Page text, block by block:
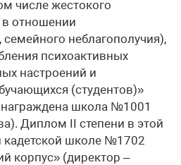
числе жестокого
отношении
неблагополучия),
психоактивных
настроений и
(студентов)»
школа №1001
Диплом II степени в этой
школе №1702
корпус» (директор –